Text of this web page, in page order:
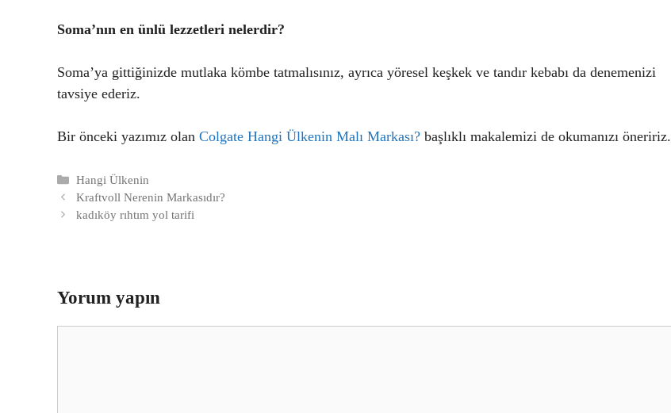
Soma’nın en ünlü lezzetleri nelerdir?
Soma’ya gittiğinizde mutlaka kömbe tatmalısınız, ayrıca yöresel keşkek ve tandır kebabı da denemenizi
tavsiye ederiz.
Bir önceki yazımız olan Colgate Hangi Ülkenin Malı Markası? başlıklı makalemizi de okumanızı öneririz.
Kategoriler
Hangi Ülkenin
Kraftvoll Nerenin Markasıdır?
kadıköy rıhtım yol tarifi
Yorum yapın